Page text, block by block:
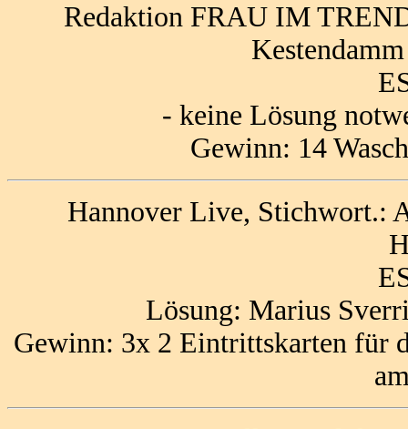
Redaktion FRAU IM
- keine Lösung
Gewinn: 14
Hannover Live, Stichwort.:
Lösung: Marius
Gewinn: 3x 2 Eintrittskarten für